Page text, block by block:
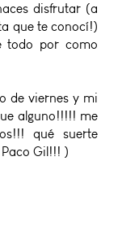
disfrutar (a
que te conocí!)
todo por como
de viernes y mi
alguno!!!!! me
qué suerte
Gil!!! )